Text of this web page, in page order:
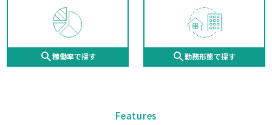
稼働率で探す 勤務形態で探す
Features